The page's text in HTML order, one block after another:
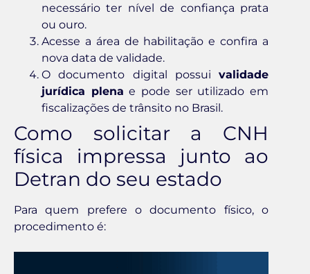
necessário ter nível de confiança prata
ou ouro.
Acesse a área de habilitação e confira a
nova data de validade.
O documento digital possui validade
jurídica plena e pode ser utilizado em
fiscalizações de trânsito no Brasil.
Como solicitar a CNH
física impressa junto ao
Detran do seu estado
Para quem prefere o documento físico, o
procedimento é: